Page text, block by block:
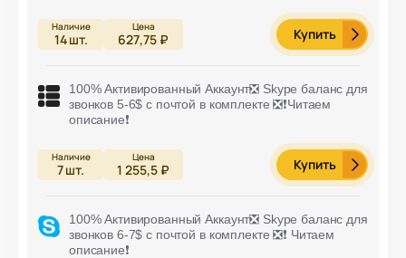
14шт. 627,75 ₽ Купить
100% Активированный Аккаунт❎ Skype баланс для
звонков 5-6$ с почтой в комплекте ❎❗️Читаем
описание❗️
7шт. 1 255,5 ₽ Купить
100% Активированный Аккаунт❎ Skype баланс для
звонков 6-7$ с почтой в комплекте ❎❗️ Читаем
описание❗️